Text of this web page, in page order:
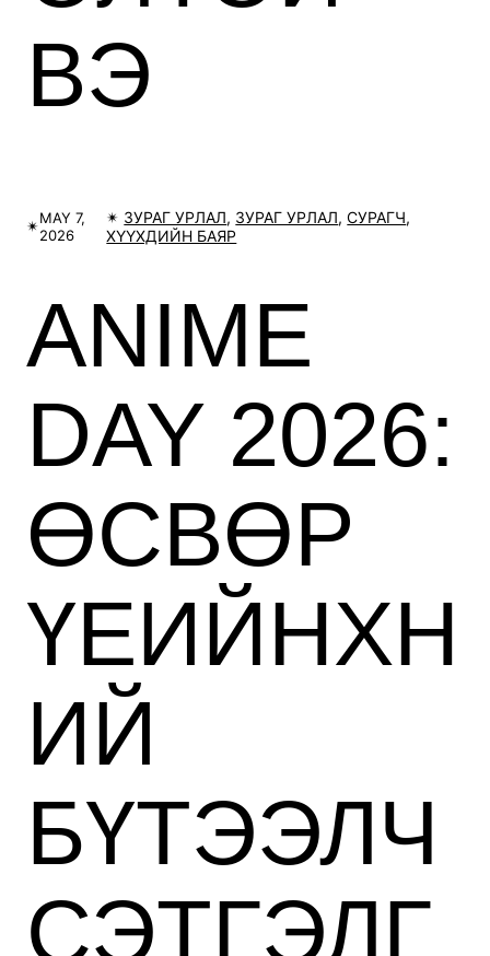
ВЭ
✴︎MAY 7,
2026
✴︎ ЗУРАГ УРЛАЛ, ЗУРАГ УРЛАЛ, СУРАГЧ
ХҮҮХДИЙН БАЯР
ANIME
DAY 2026:
ӨСВӨР
ҮЕИЙНХН
ИЙ
БҮТЭЭЛЧ
СЭТГЭЛГ